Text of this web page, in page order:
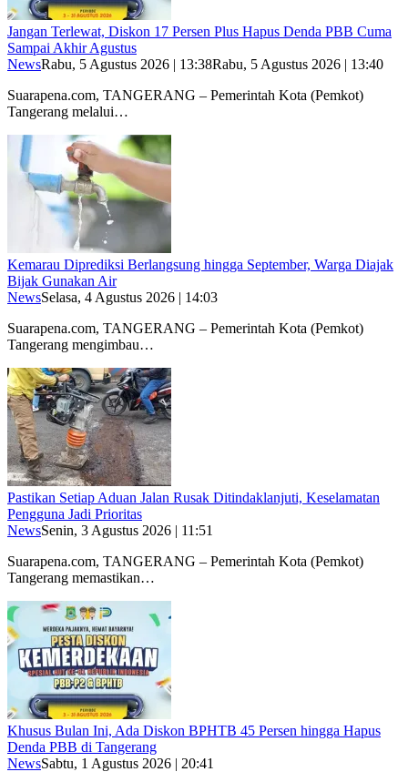
Jangan Terlewat, Diskon 17 Persen Plus Hapus Denda PBB Cuma
Sampai Akhir Agustus
NewsRabu, 5 Agustus 2026 | 13:38Rabu, 5 Agustus 2026 | 13:40
Suarapena.com, TANGERANG – Pemerintah Kota (Pemkot)
Tangerang melalui…
Kemarau Diprediksi Berlangsung hingga September, Warga Diajak
Bijak Gunakan Air
NewsSelasa, 4 Agustus 2026 | 14:03
Suarapena.com, TANGERANG – Pemerintah Kota (Pemkot)
Tangerang mengimbau…
Pastikan Setiap Aduan Jalan Rusak Ditindaklanjuti, Keselamatan
Pengguna Jadi Prioritas
NewsSenin, 3 Agustus 2026 | 11:51
Suarapena.com, TANGERANG – Pemerintah Kota (Pemkot)
Tangerang memastikan…
Khusus Bulan Ini, Ada Diskon BPHTB 45 Persen hingga Hapus
Denda PBB di Tangerang
NewsSabtu, 1 Agustus 2026 | 20:41